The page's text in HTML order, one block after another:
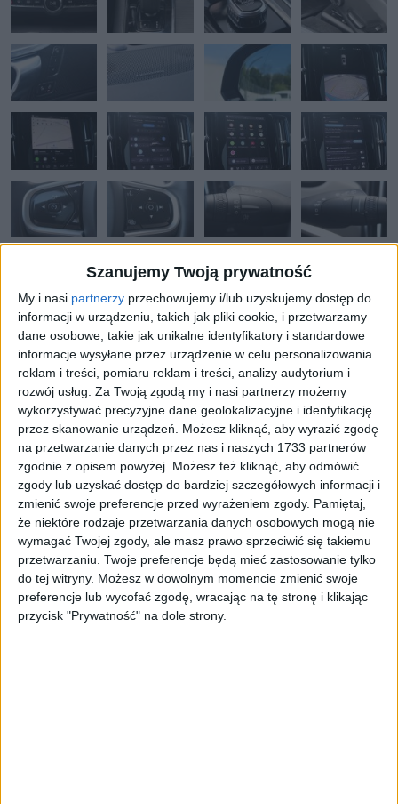
Szanujemy Twoją prywatność
My i nasi partnerzy przechowujemy i/lub uzyskujemy dostęp do
informacji w urządzeniu, takich jak pliki cookie, i przetwarzamy
dane osobowe, takie jak unikalne identyfikatory i standardowe
informacje wysyłane przez urządzenie w celu personalizowania
reklam i treści, pomiaru reklam i treści, analizy audytorium i
rozwój usług. Za Twoją zgodą my i nasi partnerzy możemy
wykorzystywać precyzyjne dane geolokalizacyjne i identyfikację
przez skanowanie urządzeń. Możesz kliknąć, aby wyrazić zgodę
na przetwarzanie danych przez nas i naszych 1733 partnerów
zgodnie z opisem powyżej. Możesz też kliknąć, aby odmówić
zgody lub uzyskać dostęp do bardziej szczegółowych informacji i
zmienić swoje preferencje przed wyrażeniem zgody. Pamiętaj,
że niektóre rodzaje przetwarzania danych osobowych mogą nie
wymagać Twojej zgody, ale masz prawo sprzeciwić się takiemu
przetwarzaniu. Twoje preferencje będą mieć zastosowanie tylko
do tej witryny. Możesz w dowolnym momencie zmienić swoje
preferencje lub wycofać zgodę, wracając na tę stronę i klikając
przycisk "Prywatność" na dole strony.
OKAZJA OFERTA SPECJALNA
DANE I WYPOSAŻENIE OPIS DODATKOWY
Numer oferty: AAU04834IE
Rocznik: 2022
Pierwsza rejestracja: 2022-12-06